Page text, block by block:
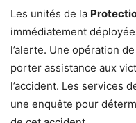
Les unités de la
immédiatement
l’alerte. Une opération
porter assistance aux
l’accident. Les services
une enquête pour